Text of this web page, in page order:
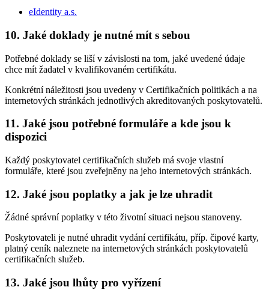
eIdentity a.s.
10. Jaké doklady je nutné mít s sebou
Potřebné doklady se liší v závislosti na tom, jaké uvedené údaje
chce mít žadatel v kvalifikovaném certifikátu.
Konkrétní náležitosti jsou uvedeny v Certifikačních politikách a na
internetových stránkách jednotlivých akreditovaných poskytovatelů.
11. Jaké jsou potřebné formuláře a kde jsou k
dispozici
Každý poskytovatel certifikačních služeb má svoje vlastní
formuláře, které jsou zveřejněny na jeho internetových stránkách.
12. Jaké jsou poplatky a jak je lze uhradit
Žádné správní poplatky v této životní situaci nejsou stanoveny.
Poskytovateli je nutné uhradit vydání certifikátu, příp. čipové karty,
platný ceník naleznete na internetových stránkách poskytovatelů
certifikačních služeb.
13. Jaké jsou lhůty pro vyřízení